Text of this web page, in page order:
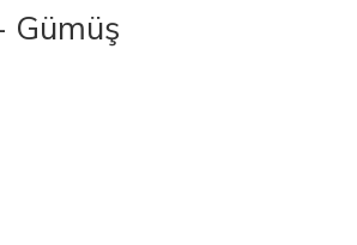
Gümüş